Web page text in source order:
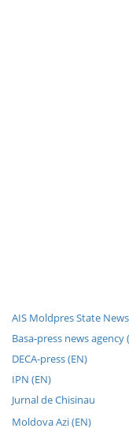
AIS Moldpres State
Basa-press news agency
DECA-press (EN)
IPN (EN)
Jurnal de Chisinau
Moldova Azi (EN)